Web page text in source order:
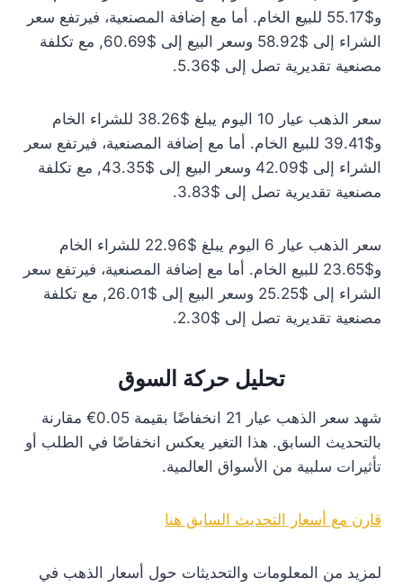
و$55.17 للبيع الخام. أما مع إضافة المصنعية، فيرتفع سعر
الشراء إلى $58.92 وسعر البيع إلى $60.69, مع تكلفة
مصنعية تقديرية تصل إلى $5.36.
سعر الذهب عيار 10 اليوم يبلغ $38.26 للشراء الخام
و$39.41 للبيع الخام. أما مع إضافة المصنعية، فيرتفع سعر
الشراء إلى $42.09 وسعر البيع إلى $43.35, مع تكلفة
مصنعية تقديرية تصل إلى $3.83.
سعر الذهب عيار 6 اليوم يبلغ $22.96 للشراء الخام
و$23.65 للبيع الخام. أما مع إضافة المصنعية، فيرتفع سعر
الشراء إلى $25.25 وسعر البيع إلى $26.01, مع تكلفة
مصنعية تقديرية تصل إلى $2.30.
تحليل حركة السوق
شهد سعر الذهب عيار 21 انخفاضًا بقيمة 0.05€ مقارنة
بالتحديث السابق. هذا التغير يعكس انخفاضًا في الطلب أو
تأثيرات سلبية من الأسواق العالمية.
قارن مع أسعار التحديث السابق هنا
لمزيد من المعلومات والتحديثات حول أسعار الذهب في